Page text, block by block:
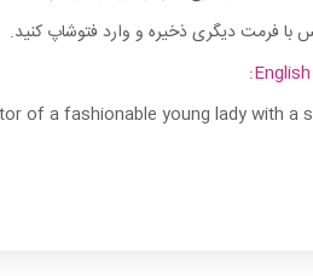
با فرمت دیگری ذخیره و وارد فتوشاپ کنید.
of a fashionable young lady with a